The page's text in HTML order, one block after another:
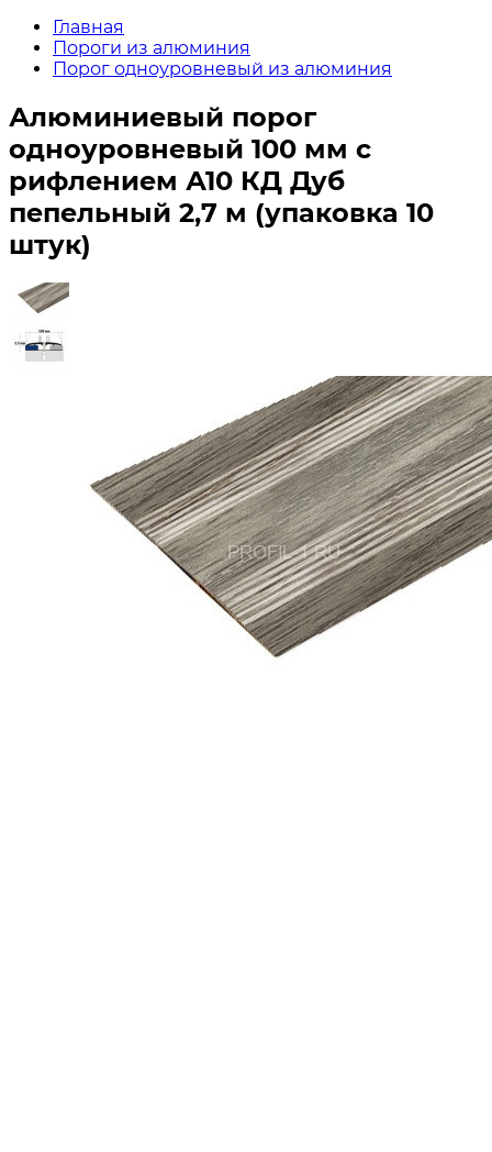
Главная
Пороги из алюминия
Порог одноуровневый из алюминия
Алюминиевый порог
одноуровневый 100 мм с
рифлением А10 КД Дуб
пепельный 2,7 м (упаковка 10
штук)